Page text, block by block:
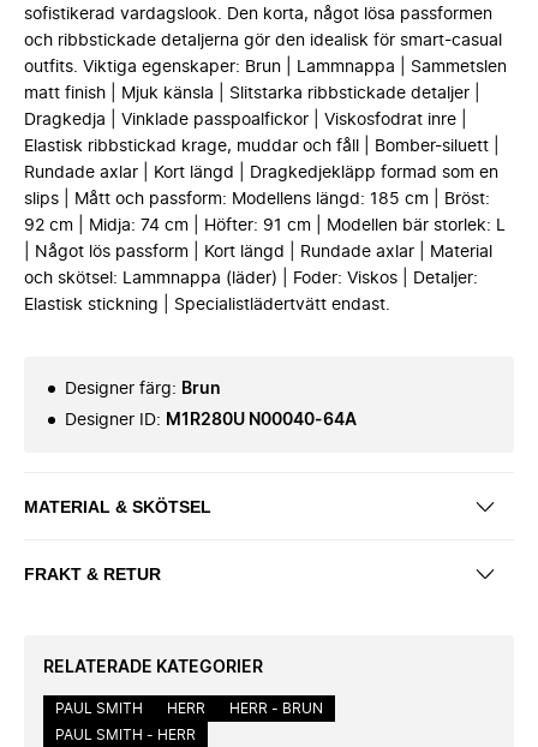
sofistikerad vardagslook. Den korta, något lösa passformen
och ribbstickade detaljerna gör den idealisk för smart-casual
outfits. Viktiga egenskaper: Brun | Lammnappa | Sammetslen
matt finish | Mjuk känsla | Slitstarka ribbstickade detaljer |
Dragkedja | Vinklade passpoalfickor | Viskosfodrat inre |
Elastisk ribbstickad krage, muddar och fåll | Bomber-siluett |
Rundade axlar | Kort längd | Dragkedjekläpp formad som en
slips | Mått och passform: Modellens längd: 185 cm | Bröst:
92 cm | Midja: 74 cm | Höfter: 91 cm | Modellen bär storlek: L
| Något lös passform | Kort längd | Rundade axlar | Material
och skötsel: Lammnappa (läder) | Foder: Viskos | Detaljer:
Elastisk stickning | Specialistlädertvätt endast.
Designer färg: Brun
Designer ID: M1R280U N00040-64A
MATERIAL & SKÖTSEL
FRAKT & RETUR
RELATERADE KATEGORIER
PAUL SMITH HERR
HERR - BRUN
PAUL SMITH - HERR